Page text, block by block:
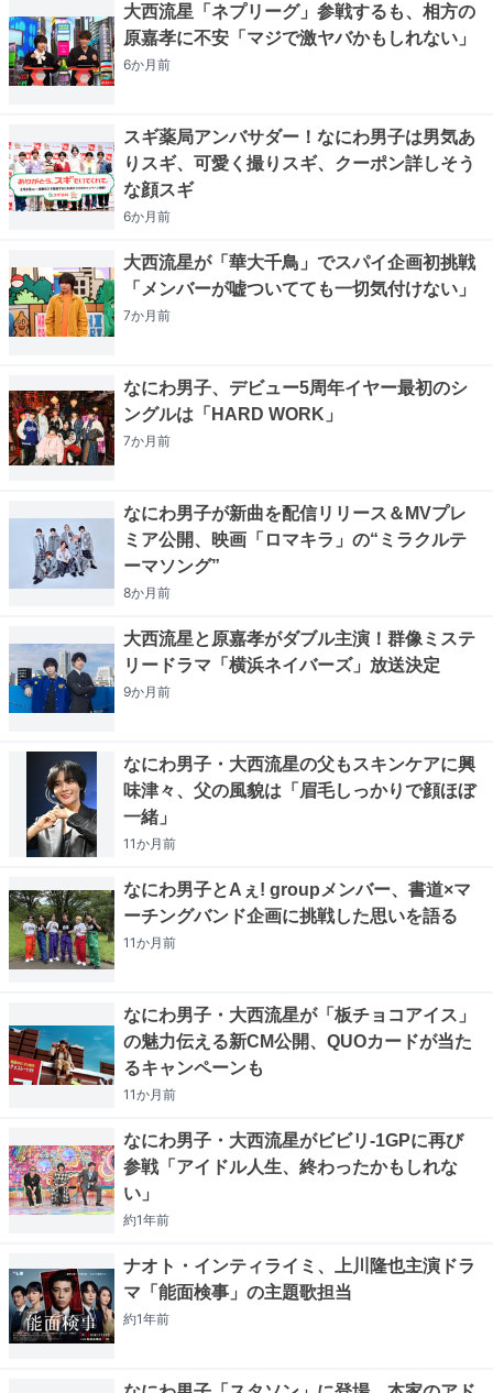
大西流星「ネプリーグ」参戦するも、相方の
原嘉孝に不安「マジで激ヤバかもしれない」
6か月前
スギ薬局アンバサダー！なにわ男子は男気あ
りスギ、可愛く撮りスギ、クーポン詳しそう
な顔スギ
6か月前
大西流星が「華大千鳥」でスパイ企画初挑戦
「メンバーが嘘ついてても一切気付けない」
7か月前
なにわ男子、デビュー5周年イヤー最初のシ
ングルは「HARD WORK」
7か月前
なにわ男子が新曲を配信リリース＆MVプレ
ミア公開、映画「ロマキラ」の“ミラクルテ
ーマソング”
8か月前
大西流星と原嘉孝がダブル主演！群像ミステ
リードラマ「横浜ネイバーズ」放送決定
9か月前
なにわ男子・大西流星の父もスキンケアに興
味津々、父の風貌は「眉毛しっかりで顔ほぼ
一緒」
11か月前
なにわ男子とAぇ! groupメンバー、書道×マ
ーチングバンド企画に挑戦した思いを語る
11か月前
なにわ男子・大西流星が「板チョコアイス」
の魅力伝える新CM公開、QUOカードが当た
るキャンペーンも
11か月前
なにわ男子・大西流星がビビリ-1GPに再び
参戦「アイドル人生、終わったかもしれな
い」
約1年前
ナオト・インティライミ、上川隆也主演ドラ
マ「能面検事」の主題歌担当
約1年前